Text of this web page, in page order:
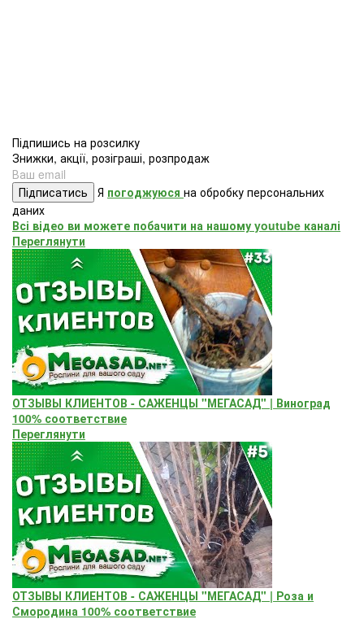
Підпишись на розсилку
Знижки, акції, розіграші, розпродаж
Підписатись Я погоджуюся на обробку персональних
даних
Всі відео ви можете побачити на нашому youtube каналі
Переглянути
ОТЗЫВЫ КЛИЕНТОВ - САЖЕНЦЫ "МЕГАСАД" | Виноград
100% соответствие
Переглянути
ОТЗЫВЫ КЛИЕНТОВ - САЖЕНЦЫ "МЕГАСАД" | Роза и
Смородина 100% соответствие